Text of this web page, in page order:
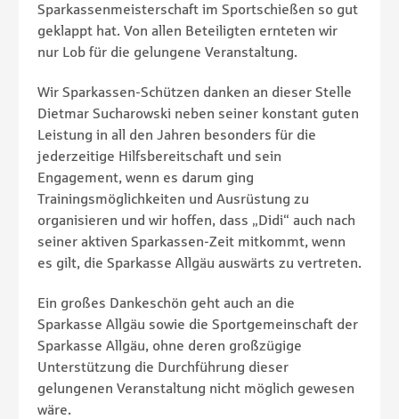
Sparkassenmeisterschaft im Sportschießen so gut
geklappt hat. Von allen Beteiligten ernteten wir
nur Lob für die gelungene Veranstaltung.
Wir Sparkassen-Schützen danken an dieser Stelle
Dietmar Sucharowski neben seiner konstant guten
Leistung in all den Jahren besonders für die
jederzeitige Hilfsbereitschaft und sein
Engagement, wenn es darum ging
Trainingsmöglichkeiten und Ausrüstung zu
organisieren und wir hoffen, dass „Didi“ auch nach
seiner aktiven Sparkassen-Zeit mitkommt, wenn
es gilt, die Sparkasse Allgäu auswärts zu vertreten.
Ein großes Dankeschön geht auch an die
Sparkasse Allgäu sowie die Sportgemeinschaft der
Sparkasse Allgäu, ohne deren großzügige
Unterstützung die Durchführung dieser
gelungenen Veranstaltung nicht möglich gewesen
wäre.